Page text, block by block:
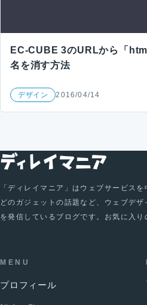
EC-CUBE 3のURLから「
名を消す方法
デザイン 2016/04/14
「ディレイマニア」はウェブサービス
どのガジェットの話題など、ウェブデ
を発信しているブログです。お気に入り
MENU
プロフィール